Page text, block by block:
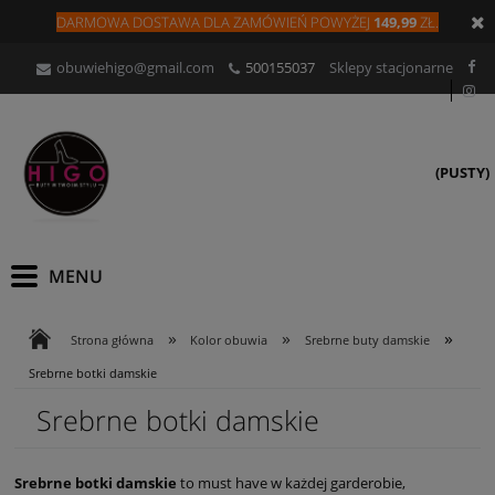
DARMOWA DOSTAWA DLAZAMÓWIEŃ POWYŻEJ 149,99ZŁ.
obuwiehigo@gmail.com 500155037 Sklepy stacjonarne
(PUSTY)
Strona główna » Kolor obuwia » Srebrne buty damskie »
Srebrne botki damskie
Srebrne botki damskie
Srebrne botki damskie to must have w każdej garderobie,